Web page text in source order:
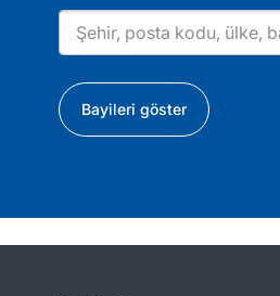
Bayileri göster